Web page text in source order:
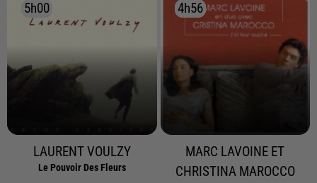
5h00
5h00
LAURENT VOULZY
Le Pouvoir Des Fleurs
4h56
4h56
MARC LAVOINE ET
CHRISTINA MAROCCO